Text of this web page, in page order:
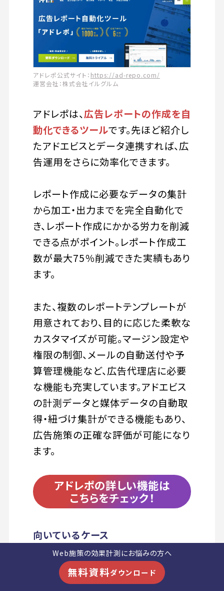
アドレポ公式サイト： https://ad-repo.com/
運営会社：株式会社イルグルム
アドレポは、広告レポートの作成を自
動化できるツールです。先ほど紹介し
たアドエビスとデータ連携すれば、広
告運用をさらに効率化できます。
レポート作成に必要なデータの集計
から加工・出力までを完全自動化で
き、レポート作成にかかる労力を削減
できる点がポイント。レポート作成工
数が最大75％削減できた実績もあり
ます。
また、複数のレポートテンプレートが
用意されており、目的に応じた柔軟な
カスタマイズが可能。マージン設定や
権限の制御、メールの自動送付や予
算管理機能など、広告代理店に必要
な機能も充実しています。アドエビス
の計測データと媒体データの自動取
得・紐づけ集計ができる機能もあり、
広告施策の正確な評価が可能になり
ます。
アドレポの詳しい機能は
こちらをチェック！
向いているケース
アドエビスと連携して、成果デ
ータの計測とレポート作成の
Web施策の効果計測にお悩みの方へ
無料資料ダウンロード